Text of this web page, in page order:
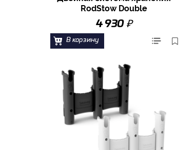
RodStow Double
4 930 ₽
В корзину